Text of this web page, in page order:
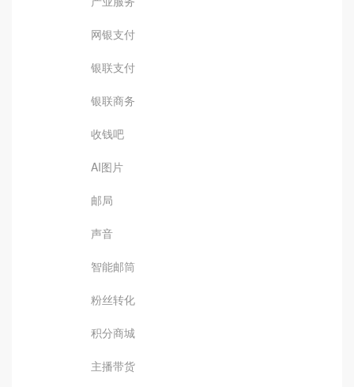
网银支付
银联支付
银联商务
收钱吧
AI图片
邮局
声音
智能邮筒
粉丝转化
积分商城
主播带货